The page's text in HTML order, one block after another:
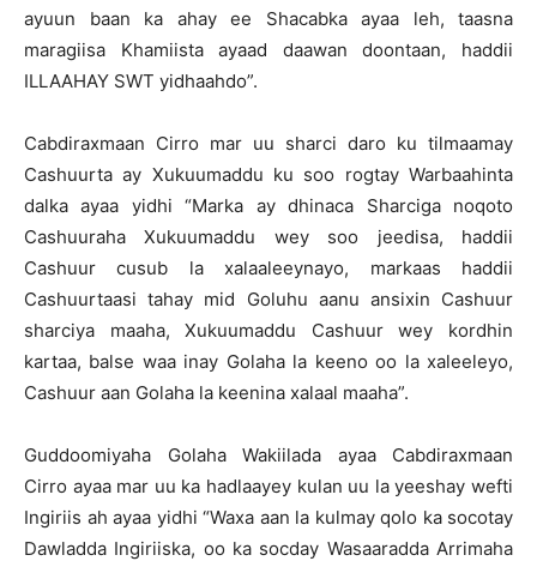
ayuun baan ka ahay ee Shacabka ayaa leh, taasna
maragiisa Khamiista ayaad daawan doontaan, haddii
ILLAAHAY SWT yidhaahdo”.
Cabdiraxmaan Cirro mar uu sharci daro ku tilmaamay
Cashuurta ay Xukuumaddu ku soo rogtay Warbaahinta
dalka ayaa yidhi “Marka ay dhinaca Sharciga noqoto
Cashuuraha Xukuumaddu wey soo jeedisa, haddii
Cashuur cusub la xalaaleeynayo, markaas haddii
Cashuurtaasi tahay mid Goluhu aanu ansixin Cashuur
sharciya maaha, Xukuumaddu Cashuur wey kordhin
kartaa, balse waa inay Golaha la keeno oo la xaleeleyo,
Cashuur aan Golaha la keenina xalaal maaha”.
Guddoomiyaha Golaha Wakiilada ayaa Cabdiraxmaan
Cirro ayaa mar uu ka hadlaayey kulan uu la yeeshay wefti
Ingiriis ah ayaa yidhi “Waxa aan la kulmay qolo ka socotay
Dawladda Ingiriiska, oo ka socday Wasaaradda Arrimaha